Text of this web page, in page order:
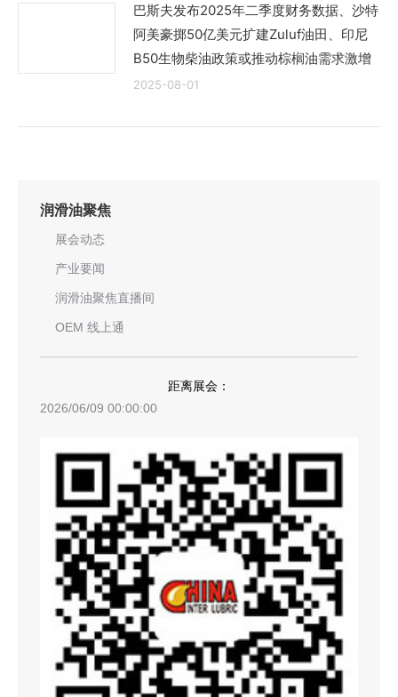
巴斯夫发布2025年二季度财务数据、沙特
阿美豪掷50亿美元扩建Zuluf油田、印尼
B50生物柴油政策或推动棕榈油需求激增
2025-08-01
润滑油聚焦
展会动态
产业要闻
润滑油聚焦直播间
OEM 线上通
距离展会：
2026/06/09 00:00:00